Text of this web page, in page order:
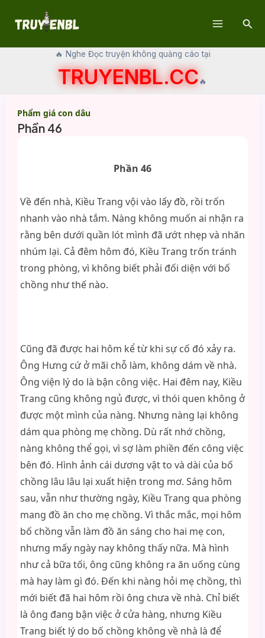
🔥 Nghe Đọc truyện không quảng cáo tại
TRUYENBL.CC🔥
Phẩm giá con dâu
Phần 46
Phần 46
Về đến nhà, Kiều Trang vội vào lấy đồ, rồi trốn
nhanh vào nhà tắm. Nàng không muốn ai nhận ra
rằng bên dưới quần lót mình đã ướt nhẹp và nhăn
nhúm lại. Cả đêm hôm đó, Kiều Trang trốn tránh
trong phòng, vì không biết phải đối diện với bố
chồng như thế nào.
Cũng đã được hai hôm kể từ khi sự cố đó xảy ra.
Ông Hưng cứ ở mãi chỗ làm, không dám về nhà.
Ông viện lý do là bận công việc. Hai đêm nay, Kiều
Trang cũng không ngủ được, vì thói quen không ở
được một mình của nàng. Nhưng nàng lại không
dám qua phòng mẹ chồng. Dù rất nhớ chồng,
nàng không thể gọi, vì sợ làm phiền đến công việc
bên đó. Hình ảnh cái dương vật to và dài của bố
chồng lâu lâu lại xuất hiện trong mơ. Sáng hôm
sau, vẫn như thường ngày, Kiều Trang qua phòng
mang đồ ăn cho mẹ chồng. Vì thắc mắc, mọi hôm
bố chồng vẫn làm đồ ăn sáng cho hai mẹ con,
nhưng mấy ngày nay không thấy nữa. Mà hình
như cả bữa tối, ông cũng không ra ăn uống cùng
mà hay làm gì đó. Đến khi nàng hỏi mẹ chồng, thì
mới biết đã hai hôm rồi ông chưa về nhà. Chỉ biết
là ông đang bận việc ở cửa hàng, nhưng Kiều
Trang biết lý do bố chồng không về nhà là để